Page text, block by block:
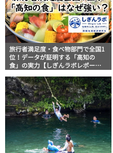
旅行者満足度・食べ物部門で全国1
位！データが証明する「高知の
食」の実力【しぎんラボレポー